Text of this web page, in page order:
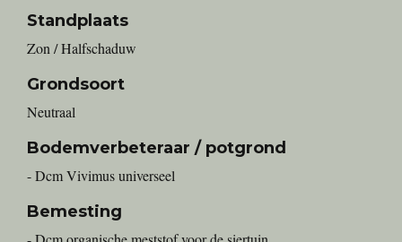
Standplaats
Zon / Halfschaduw
Grondsoort
Neutraal
Bodemverbeteraar / potgrond
- Dcm Vivimus universeel
Bemesting